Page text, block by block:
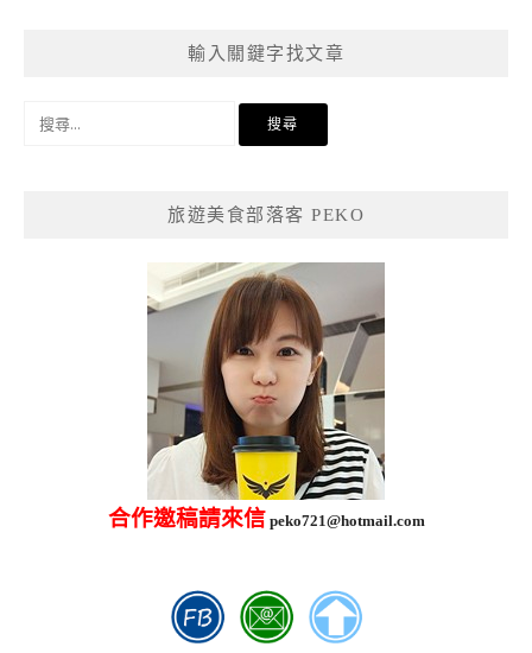
輸入關鍵字找文章
旅遊美食部落客 PEKO
合作邀稿請來信 peko721@hotmail.com